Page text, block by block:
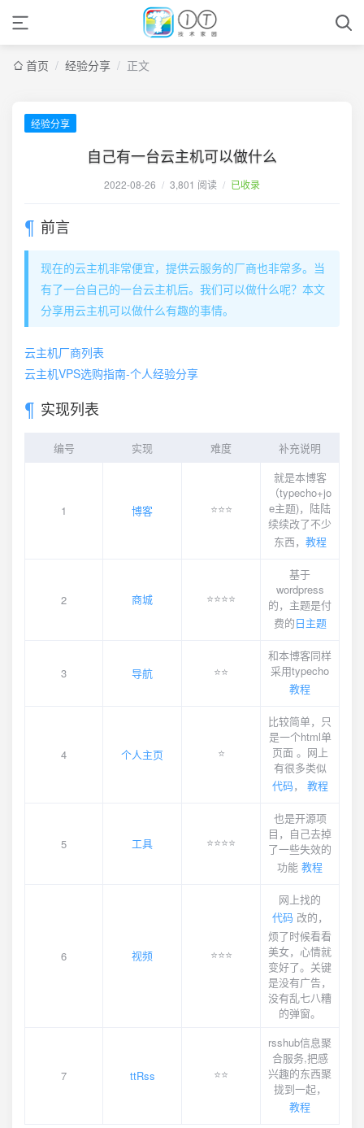
首页 / 经验分享 / 正文
经验分享
自己有一台云主机可以做什么
2022-08-26 / 3,801 阅读 / 已收录
前言
现在的云主机非常便宜，提供云服务的厂商也非常多。当
有了一台自己的一台云主机后。我们可以做什么呢？本文
分享用云主机可以做什么有趣的事情。
云主机厂商列表
云主机VPS选购指南-个人经验分享
实现列表
编号 实现 难度 补充说明
1 博客 ⭐️⭐️⭐️
就是本博客
（typecho+jo
e主题)，陆陆
续续改了不少
东西， 教程
2 商城 ⭐️⭐️⭐️⭐️
基于
wordpress
的，主题是付
费的日主题
3 导航 ⭐️⭐️
和本博客同样
采用typecho
教程
4 个人主页 ⭐️
比较简单，只
是一个html单
页面 。网上
有很多类似
代码， 教程
5 工具 ⭐️⭐️⭐️⭐️
也是开源项
目，自己去掉
了一些失效的
功能 教程
6 视频 ⭐️⭐️⭐️
网上找的
代码改的，
烦了时候看看
美女，心情就
变好了。关键
是没有广告，
没有乱七八糟
的弹窗。
7 ttRss ⭐️⭐️
rsshub信息聚
合服务,把感
兴趣的东西聚
拢到一起，
教程